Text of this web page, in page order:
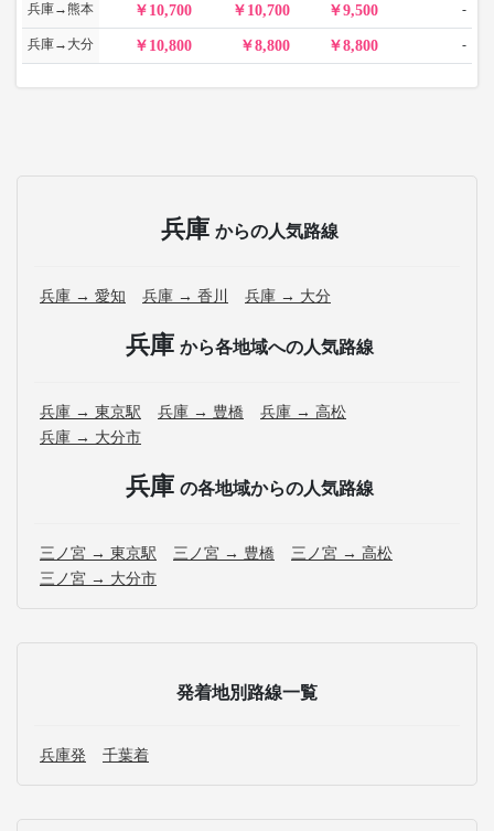
兵庫→熊本 10,700 10,700 9,500 -
兵庫→大分 10,800 8,800 8,800 -
兵庫 からの人気路線
兵庫 → 愛知 兵庫 → 香川 兵庫 → 大分
兵庫 から各地域への人気路線
兵庫 → 東京駅 兵庫 → 豊橋
兵庫 → 高松
兵庫 → 大分市
兵庫 の各地域からの人気路線
三ノ宮 → 東京駅 三ノ宮 → 豊橋
三ノ宮 → 高松
三ノ宮 → 大分市
発着地別路線一覧
兵庫発 千葉着